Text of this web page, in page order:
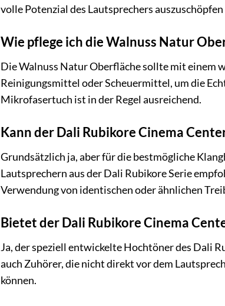
volle Potenzial des Lautsprechers
Wie pflege ich die Walnuss Natur
Die Walnuss Natur Oberfläche sollte mit einem
Reinigungsmittel oder Scheuermittel, um die
Mikrofasertuch ist in der Regel ausreichend.
Kann der Dali Rubikore Cinema
Grundsätzlich ja, aber für die bestmögliche
Lautsprechern aus der Dali Rubikore Serie
Verwendung von identischen oder ähnlichen
Bietet der Dali Rubikore Cinema
Ja, der speziell entwickelte Hochtöner des Dali
auch Zuhörer, die nicht direkt vor dem
können.